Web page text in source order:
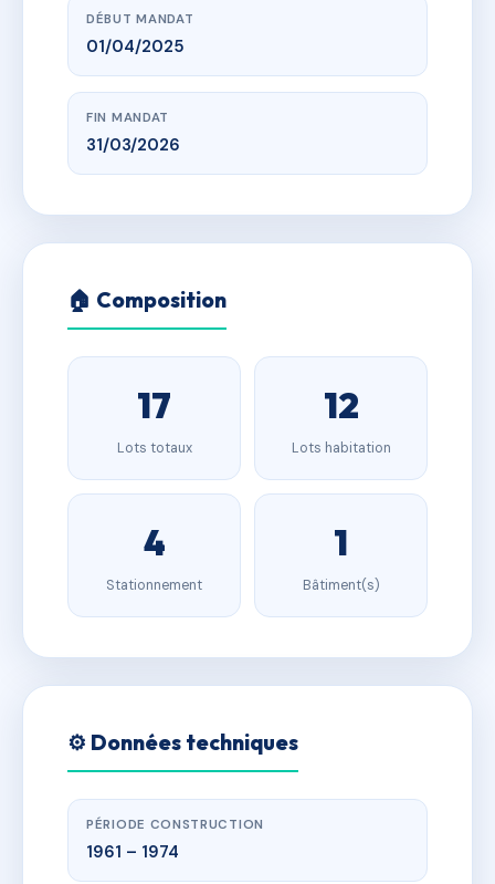
DÉBUT MANDAT
01/04/2025
FIN MANDAT
31/03/2026
🏠 Composition
17
Lots totaux
12
Lots habitation
4
Stationnement
1
Bâtiment(s)
⚙️ Données techniques
PÉRIODE CONSTRUCTION
1961 – 1974